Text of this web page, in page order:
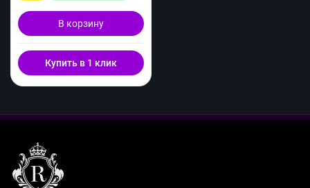
В корзину
Купить в 1 клик